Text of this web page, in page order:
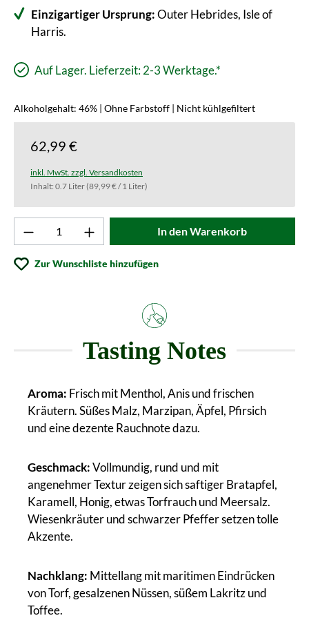
Einzigartiger Ursprung:Outer Hebrides, Isle of
Harris.
Auf Lager. Lieferzeit: 2-3 Werktage.*
Alkoholgehalt: 46% | Ohne Farbstoff | Nicht kühlgefiltert
62,99 €
inkl. MwSt. zzgl. Versandkosten
Inhalt: 0.7 Liter(89,99 € / 1 Liter)
Produkt Anzahl: Gib den gewünschten
In den Warenkorb
Zur Wunschliste hinzufügen
Tasting Notes
Aroma: Frisch mit Menthol, Anis und frischen
Kräutern. Süßes Malz, Marzipan, Äpfel, Pfirsich
und eine dezente Rauchnote dazu.
Geschmack:Vollmundig, rund und mit
angenehmer Textur zeigen sich saftiger Bratapfel,
Karamell, Honig, etwas Torfrauch und Meersalz.
Wiesenkräuter und schwarzer Pfeffer setzen tolle
Akzente.
Nachklang: Mittellang mit maritimen Eindrücken
von Torf, gesalzenen Nüssen, süßem Lakritz und
Toffee.